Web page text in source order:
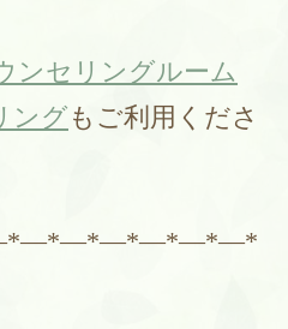
ンセリングルーム
ング もご利用くださ